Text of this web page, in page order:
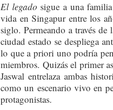
El legado sigue a una
vida en Singapur entre los
siglo. Permeando a través
ciudad estado se despliega
lo que a priori uno podría
miembros. Quizás el primer
Jaswal entrelaza ambas
como un escenario vivo en
protagonistas.